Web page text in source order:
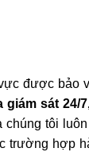
được bảo
giám sát 24/
tôi
trường hợp